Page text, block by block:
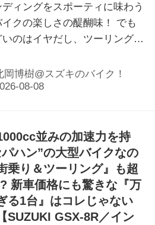
ディングをスポーティに味わう
クの楽しさの醍醐味！ でも
いのはイヤだし、ツーリングも
クがおすすめかも？
岡博樹@スズキのバイク！
並みの加速力を持
ハン”の大型バイクなの
乗り＆ツーリング』も超
新車価格にも驚きな『万
る1台』はコレじゃない
SUZUKI GSX-8R／イン